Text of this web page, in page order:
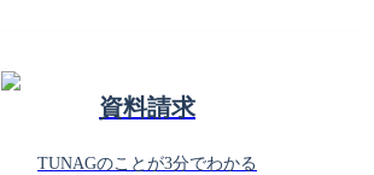
資料請求
TUNAGのことが3分でわかる